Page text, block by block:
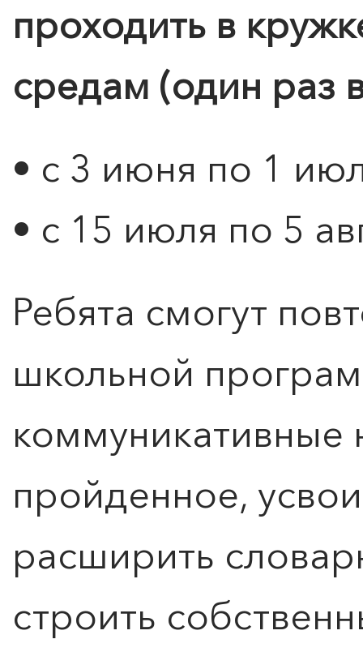
проходить в
средам (один раз
• с 3 июня по 1
• с 15 июля по 5
Ребята смогут
школьной
коммуникативные
пройденное,
расширить
строить
Оставить заявку
Оставить заявку